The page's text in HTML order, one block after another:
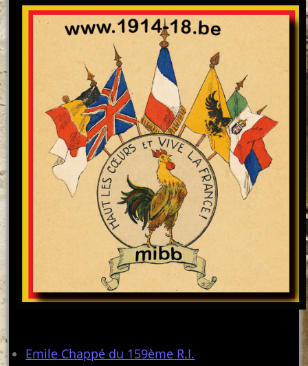
Emile Chappé du 159ème R.I.